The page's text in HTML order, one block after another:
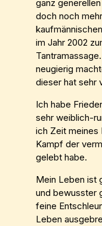
ganz
doch noch
im Jahr 2002
neugierig
dieser hat sehr
Ich habe
sehr weiblich-
ich Zeit meines
Kampf der
gelebt habe.
Mein Leben ist
und bewusster
feine
Leben